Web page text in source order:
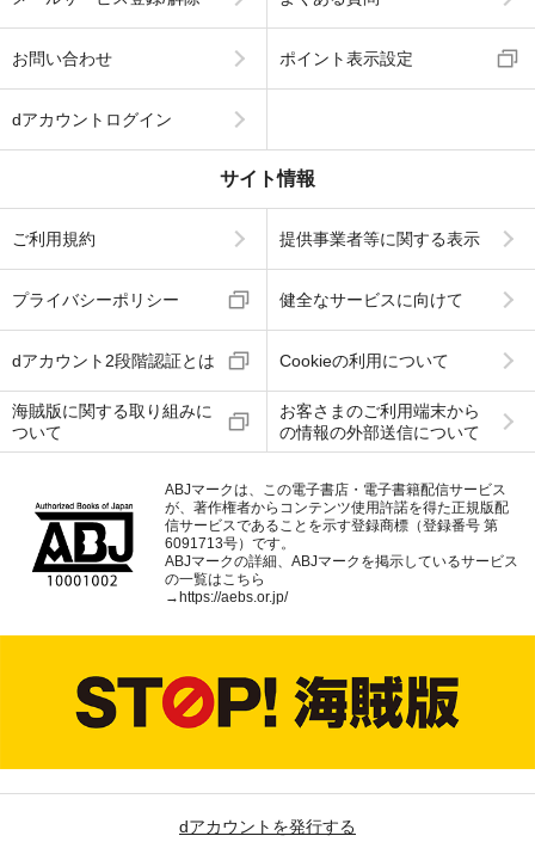
お問い合わせ ポイント表示設定
dアカウントログイン
サイト情報
ご利用規約 提供事業者等に関する表示
プライバシーポリシー 健全なサービスに向けて
dアカウント2段階認証とは Cookieの利用について
海賊版に関する取り組みに
ついて
お客さまのご利用端末から
の情報の外部送信について
ABJマークは、この電子書店・電子書籍配信サービス
が、著作権者からコンテンツ使用許諾を得た正規版配
信サービスであることを示す登録商標（登録番号 第
6091713号）です。
ABJマークの詳細、ABJマークを掲示しているサービス
の一覧はこちら
→ https://aebs.or.jp/
dアカウントを発行する